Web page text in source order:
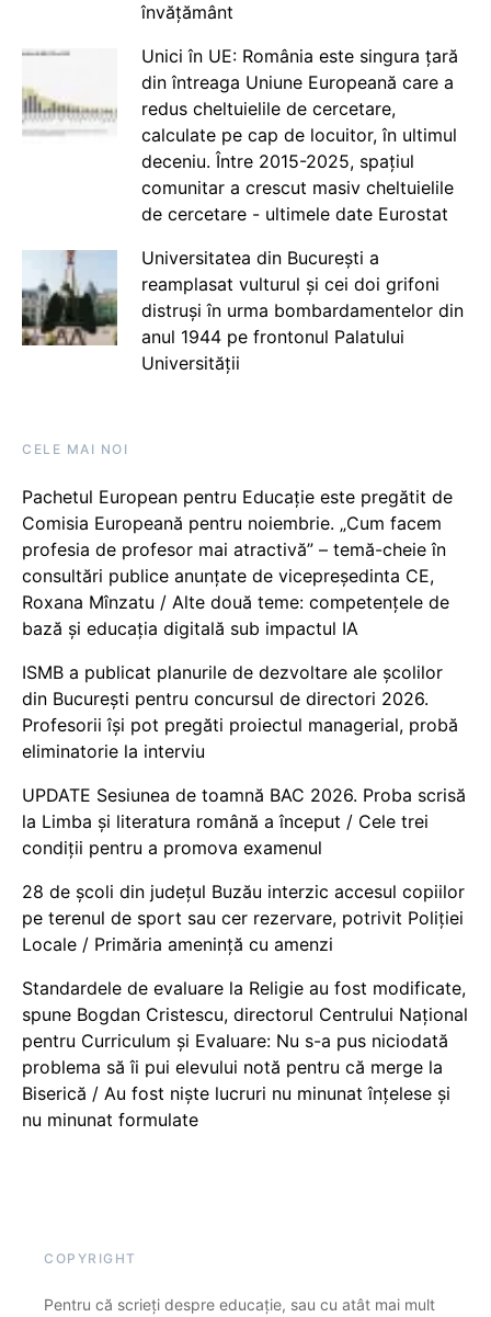
învățământ
Unici în UE: România este singura țară
din întreaga Uniune Europeană care a
redus cheltuielile de cercetare,
calculate pe cap de locuitor, în ultimul
deceniu. Între 2015-2025, spațiul
comunitar a crescut masiv cheltuielile
de cercetare - ultimele date Eurostat
Universitatea din București a
reamplasat vulturul și cei doi grifoni
distruși în urma bombardamentelor din
anul 1944 pe frontonul Palatului
Universității
CELE MAI NOI
Pachetul European pentru Educație este pregătit de
Comisia Europeană pentru noiembrie. „Cum facem
profesia de profesor mai atractivă” – temă-cheie în
consultări publice anunțate de vicepreședinta CE,
Roxana Mînzatu / Alte două teme: competențele de
bază și educația digitală sub impactul IA
ISMB a publicat planurile de dezvoltare ale școlilor
din București pentru concursul de directori 2026.
Profesorii își pot pregăti proiectul managerial, probă
eliminatorie la interviu
UPDATE Sesiunea de toamnă BAC 2026. Proba scrisă
la Limba și literatura română a început / Cele trei
condiții pentru a promova examenul
28 de școli din județul Buzău interzic accesul copiilor
pe terenul de sport sau cer rezervare, potrivit Poliției
Locale / Primăria amenință cu amenzi
Standardele de evaluare la Religie au fost modificate,
spune Bogdan Cristescu, directorul Centrului Național
pentru Curriculum și Evaluare: Nu s-a pus niciodată
problema să îi pui elevului notă pentru că merge la
Biserică / Au fost niște lucruri nu minunat înțelese și
nu minunat formulate
COPYRIGHT
Pentru că scrieți despre educație, sau cu atât mai mult